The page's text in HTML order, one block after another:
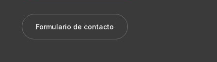
Formulario de contacto